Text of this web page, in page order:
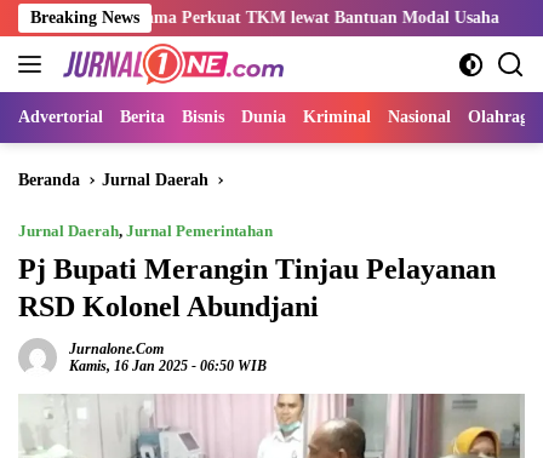
Langsung
ke
konten
Breaking News
Rama Perkuat TKM lewat Bantuan Modal Usaha
Advertorial Berita Bisnis Dunia Kriminal Nasional Olahraga
Beranda Jurnal Daerah
Jurnal Daerah, Jurnal Pemerintahan
Pj Bupati Merangin Tinjau Pelayanan
RSD Kolonel Abundjani
Jurnalone.com
Kamis, 16 Jan 2025 - 06:50 WIB